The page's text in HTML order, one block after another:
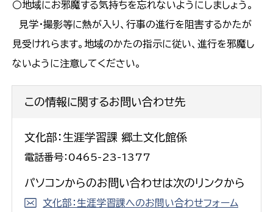
○地域にお邪魔する気持ちを忘れないようにしましょう。
見学・撮影等に熱が入り、行事の進行を阻害するかたが
見受けれらます。地域のかたの指示に従い、進行を邪魔し
ないように注意してください。
この情報に関するお問い合わせ先
文化部：生涯学習課 郷土文化館係
電話番号：0465-23-1377
パソコンからのお問い合わせは次のリンクから
文化部：生涯学習課へのお問い合わせフォーム